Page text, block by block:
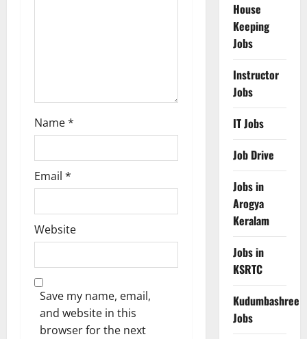
Name*
Email *
Website
Save my name, email,
and website in this
browser for the next
House
Keeping
Jobs
Instructor
Jobs
IT Jobs
Job Drive
Jobs in
Arogya
Keralam
Jobs in
KSRTC
Kudumbashree
Jobs